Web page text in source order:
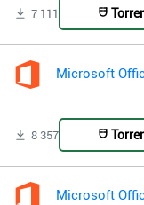
7 111
Microsoft
8 357
Microsoft